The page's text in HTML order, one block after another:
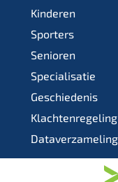
Kinderen
Sporters
Senioren
Specialisatie
Geschiedenis
Klachtenregeling
Dataverzameling